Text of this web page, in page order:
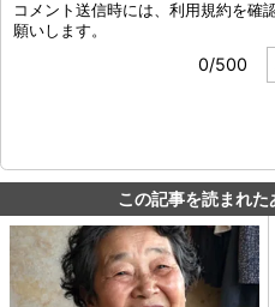
この記事を読まれた